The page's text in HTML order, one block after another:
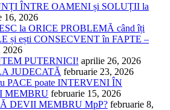
ÎNTRE OAMENI și SOLUȚII la
16, 2026
la ORICE PROBLEMĂ când îți
și ești CONSECVENT în FAPTE –
2026
PUTERNICI! aprilie 26, 2026
JUDECATĂ februarie 23, 2026
PACE poate INTERVENI ÎN
MEMBRU februarie 15, 2026
DEVII MEMBRU MpP? februarie 8,